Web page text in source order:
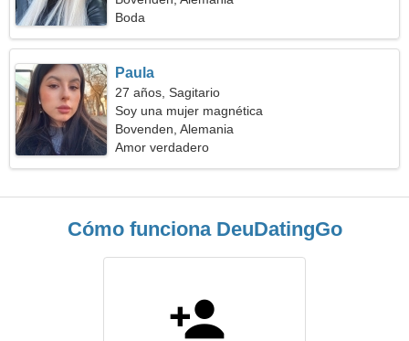
Boda
Paula
27 años, Sagitario
Soy una mujer magnética
Bovenden, Alemania
Amor verdadero
Cómo funciona DeuDatingGo